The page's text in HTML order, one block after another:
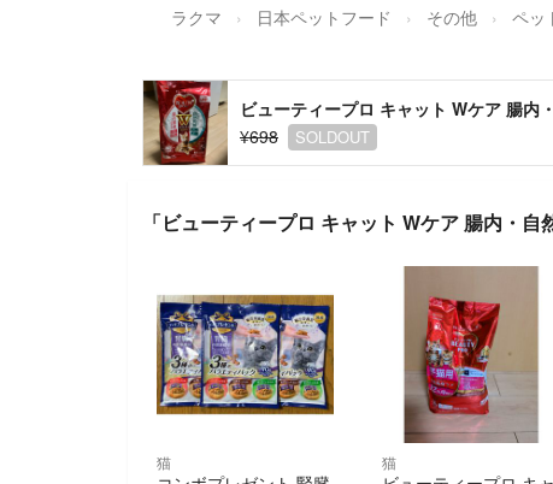
ラクマ 日本ペットフード その他 ペッ
ビューティープロ キャット Wケア 腸
¥698
SOLDOUT
「ビューティープロ キャット Wケア 腸内・
猫 猫